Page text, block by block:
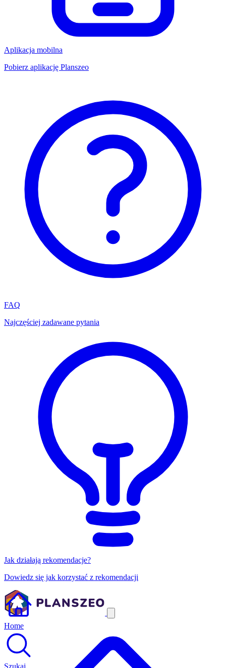
Aplikacja mobilna
Pobierz aplikację Planszeo
FAQ
Najczęściej zadawane pytania
Jak działają rekomendacje?
Dowiedz się jak korzystać z rekomendacji
Home
Szukaj